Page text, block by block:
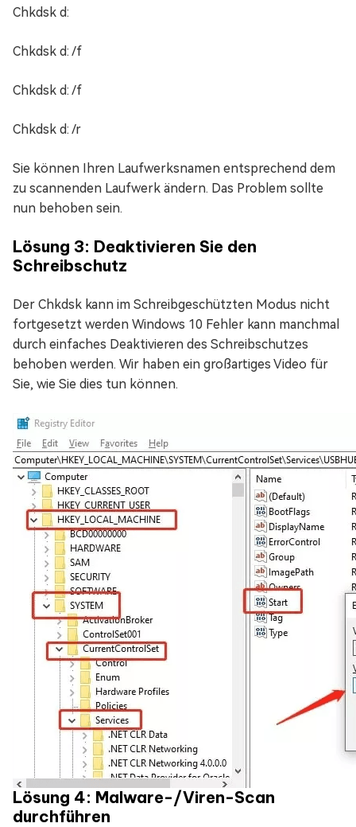
Chkdsk d:
Chkdsk d: /f
Chkdsk d: /f
Chkdsk d: /r
Sie können Ihren Laufwerksnamen entsprechend dem
zu scannenden Laufwerk ändern. Das Problem sollte
nun behoben sein.
Lösung 3: Deaktivieren Sie den
Schreibschutz
Der Chkdsk kann im Schreibgeschützten Modus nicht
fortgesetzt werden Windows 10 Fehler kann manchmal
durch einfaches Deaktivieren des Schreibschutzes
behoben werden. Wir haben ein großartiges Video für
Sie, wie Sie dies tun können.
Lösung 4: Malware-/Viren-Scan
durchführen